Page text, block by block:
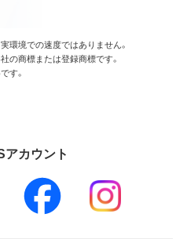
環境での速度ではありません。
の商標または登録商標です。
す。
カウント